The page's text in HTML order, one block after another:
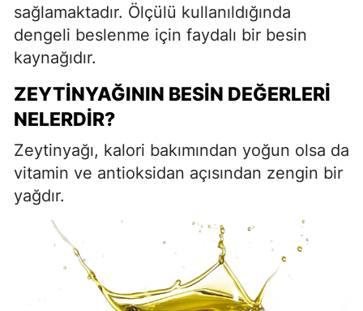
sağlamaktadır. Ölçülü kullanıldığında
dengeli beslenme için faydalı bir besin
kaynağıdır.
ZEYTINYAĞININ BESIN DEĞERLERI
NELERDIR?
Zeytinyağı, kalori bakımından yoğun olsa da
vitamin ve antioksidan açısından zengin bir
yağdır.